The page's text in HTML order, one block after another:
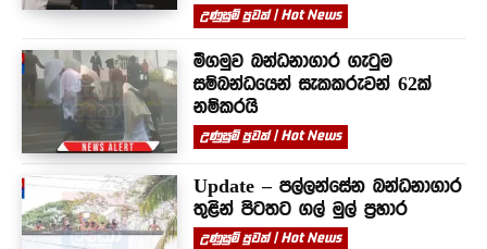
උණුසුම් පුවත් | Hot News
මීගමුව බන්ධනාගාර ගැටුම
සම්බන්ධයෙන් සැකකරුවන් 62ක්
නම්කරයි
උණුසුම් පුවත් | Hot News
Update – පල්ලන්සේන බන්ධනාගාර
තුළින් පිටතට ගල් මුල් ප්‍රහාර
උණුසුම් පුවත් | Hot News